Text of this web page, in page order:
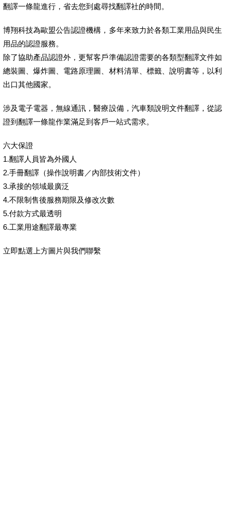
翻譯一條龍進行，省去您到處尋找翻譯社的時間。
博翔科技為歐盟公告認證機構，多年來致力於各類工業用品與民生
用品的認證服務。
除了協助產品認證外，更幫客戶準備認證需要的各類型翻譯文件如
總裝圖、爆炸圖、電路原理圖、材料清單、標籤、說明書等，以利
出口其他國家。
涉及電子電器，無線通訊，醫療設備，汽車類說明文件翻譯，從認
證到翻譯一條龍作業滿足到客戶一站式需求。
六大保證
1.翻譯人員皆為外國人
2.手冊翻譯（操作說明書／內部技術文件）
3.承接的領域最廣泛
4.不限制售後服務期限及修改次數
5.付款方式最透明
6.工業用途翻譯最專業
立即點選上方圖片與我們聯繫